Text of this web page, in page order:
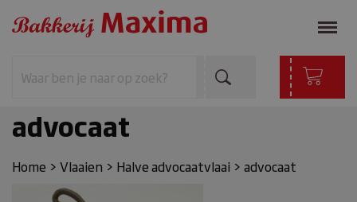
advocaat
Home > Vlaaien > Halve advocaatvlaai > advocaat